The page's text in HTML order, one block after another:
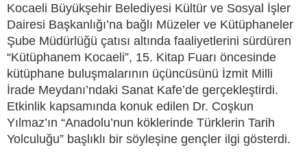
Kocaeli Büyükşehir Belediyesi Kültür ve Sosyal İşler
Dairesi Başkanlığı’na bağlı Müzeler ve Kütüphaneler
Şube Müdürlüğü çatısı altında faaliyetlerini sürdüren
“Kütüphanem Kocaeli”, 15. Kitap Fuarı öncesinde
kütüphane buluşmalarının üçüncüsünü İzmit Milli
İrade Meydanı’ndaki Sanat Kafe’de gerçekleştirdi.
Etkinlik kapsamında konuk edilen Dr. Coşkun
Yılmaz’ın “Anadolu’nun köklerinde Türklerin Tarih
Yolculuğu” başlıklı bir söyleşine gençler ilgi gösterdi.